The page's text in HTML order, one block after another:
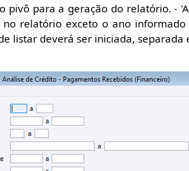
pivô para a geração do relatório. -
relatório exceto o ano
listar deverá ser iniciada,